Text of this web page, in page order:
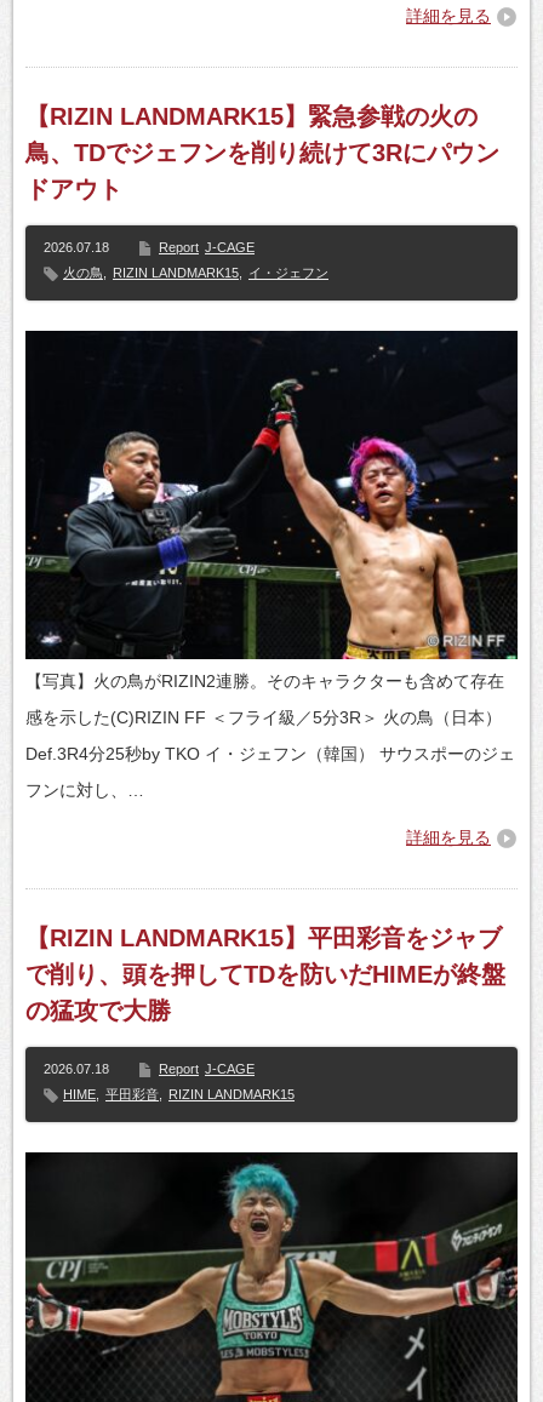
詳細を見る
【RIZIN LANDMARK15】緊急参戦の火の
鳥、TDでジェフンを削り続けて3Rにパウン
ドアウト
2026.07.18 Report J-CAGE
火の鳥
RIZIN LANDMARK15 イ・ジェフン
【写真】火の鳥がRIZIN2連勝。そのキャラクターも含めて存在
感を示した(C)RIZIN FF ＜フライ級／5分3R＞ 火の鳥（日本）
Def.3R4分25秒by TKO イ・ジェフン（韓国） サウスポーのジェ
フンに対し、…
詳細を見る
【RIZIN LANDMARK15】平田彩音をジャブ
で削り、頭を押してTDを防いだHIMEが終盤
の猛攻で大勝
2026.07.18 Report J-CAGE
HIME
平田彩音 RIZIN LANDMARK15